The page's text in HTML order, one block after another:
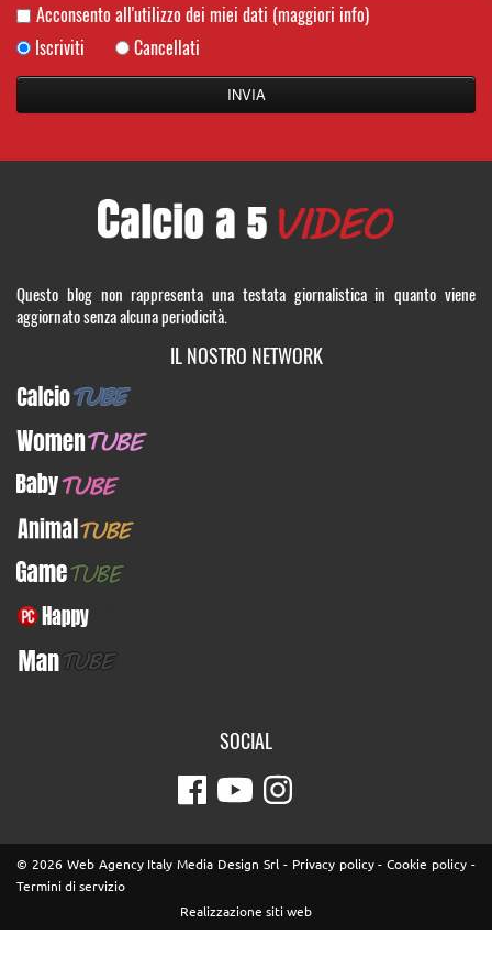
Acconsento all'utilizzo dei miei dati (maggiori info)
Iscriviti
Cancellati
Questo blog non rappresenta una testata giornalistica in quanto viene
aggiornato senza alcuna periodicità.
IL NOSTRO NETWORK
SOCIAL
© 2026 Web Agency Italy Media Design Srl - Privacy policy-Cookie policy -
Termini di servizio
Realizzazione siti web